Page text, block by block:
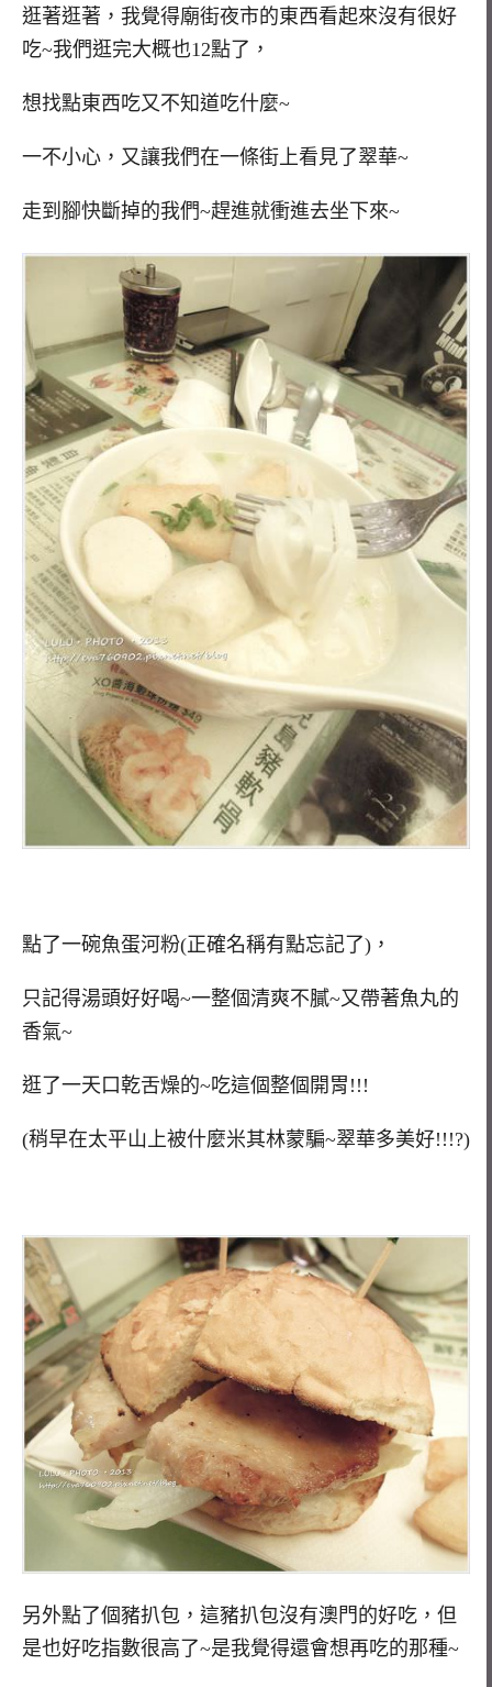
逛著逛著，我覺得廟街夜市的東西看起來沒有很好
吃~我們逛完大概也12點了，
想找點東西吃又不知道吃什麼~
一不小心，又讓我們在一條街上看見了翠華~
走到腳快斷掉的我們~趕進就衝進去坐下來~
點了一碗魚蛋河粉(正確名稱有點忘記了)，
只記得湯頭好好喝~一整個清爽不膩~又帶著魚丸的
香氣~
逛了一天口乾舌燥的~吃這個整個開胃!!!
(稍早在太平山上被什麼米其林蒙騙~翠華多美好!!!?)
另外點了個豬扒包，這豬扒包沒有澳門的好吃，但
是也好吃指數很高了~是我覺得還會想再吃的那種~